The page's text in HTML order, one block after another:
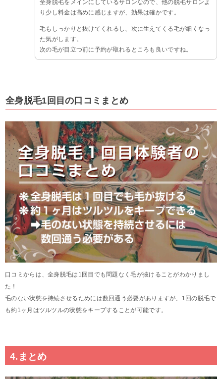
全身脱毛をメインにしているサロンなので、他の脱毛サロンよ
り少し料金は高めに感じますが、効果は確かです。
毛もしっかりと抜けてくれるし、次に生えてくる毛が細くなっ
た気がします。
次の毛が目立つ前に予約が取れるところも良いですね。
全身脱毛1回目の口コミまとめ
口コミからは、全身脱毛は1回目でも問題なく毛が抜けることがわかりまし
た！
毛のない状態を持続させるためには数回通う必要がありますが、1回の脱毛で
も約1ヶ月はツルツルの状態をキープすることが可能です。
4.まとめ